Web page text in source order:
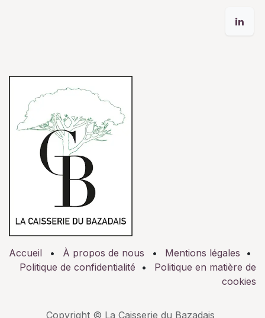
Accueil • À propos de nous • Mentions légales
•
Politique de confidentialité
•
Politique en matière de
cookies
Copyright © La Caisserie du Bazadais